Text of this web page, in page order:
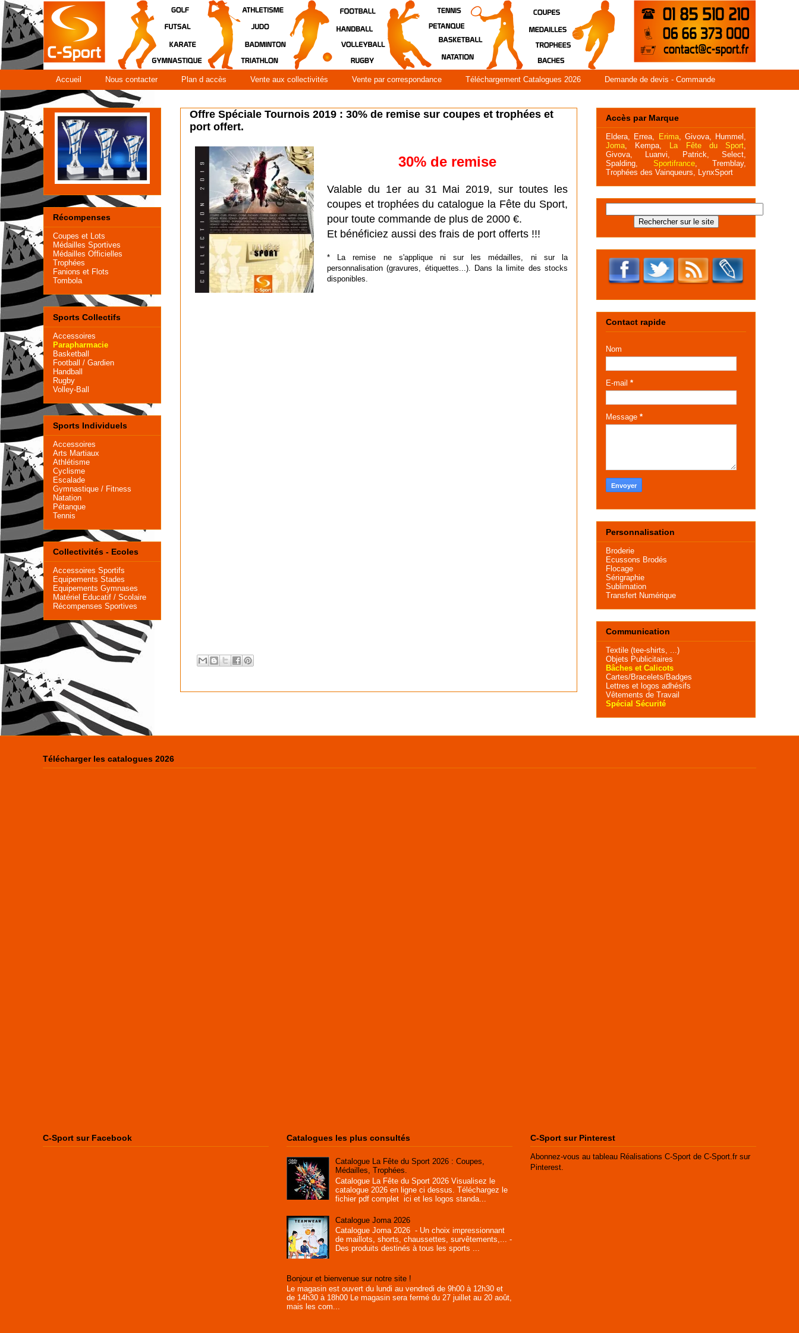
Accueil Nous contacter Plan d accès Vente aux collectivités Vente par correspondance Téléchargement Catalogues 2026 Demande de devis - Commande
Offre Spéciale Tournois 2019 : 30% de remise sur coupes et trophées et
port offert.
30% de remise
Valable du 1er au 31 Mai 2019, sur toutes les
coupes et trophées du catalogue la Fête du Sport,
pour toute commande de plus de 2000 €.
Et bénéficiez aussi des frais de port offerts !!!
* La remise ne s'applique ni sur les médailles, ni sur la
personnalisation (gravures, étiquettes...). Dans la limite des stocks
disponibles.
Récompenses
Coupes et Lots
Médailles Sportives
Médailles Officielles
Trophées
Fanions et Flots
Tombola
Sports Collectifs
Accessoires
Parapharmacie
Basketball
Football / Gardien
Handball
Rugby
Volley-Ball
Sports Individuels
Accessoires
Arts Martiaux
Athlétisme
Cyclisme
Escalade
Gymnastique / Fitness
Natation
Pétanque
Tennis
Collectivités - Ecoles
Accessoires Sportifs
Equipements Stades
Equipements Gymnases
Matériel Educatif / Scolaire
Récompenses Sportives
Accès par Marque
Eldera Errea Erima, Givova, Hummel
Joma
Kempa, La Fête du Sport
Givova,
Luanvi, Patrick,
Select,
Spalding,
Sportifrance, Tremblay,
Trophées des Vainqueurs,
LynxSport
Contact rapide
Nom
E-mail *
Message *
Personnalisation
Broderie
Ecussons Brodés
Flocage
Sérigraphie
Sublimation
Transfert Numérique
Communication
Textile (tee-shirts, ...)
Objets Publicitaires
Bâches et Calicots
Cartes/Bracelets/Badges
Lettres et logos adhésifs
Vêtements de Travail
Spécial Sécurité
Télécharger les catalogues 2026
C-Sport sur Facebook Catalogues les plus consultés
Catalogue La Fête du Sport 2026 : Coupes,
Médailles, Trophées.
Catalogue La Fête du Sport 2026 Visualisez le
catalogue 2026 en ligne ci dessus. Téléchargez le
fichier pdf complet ici et les logos standa...
Catalogue Joma 2026
Catalogue Joma 2026 - Un choix impressionnant
de maillots, shorts, chaussettes, survêtements,... -
Des produits destinés à tous les sports ...
Bonjour et bienvenue sur notre site !
Le magasin est ouvert du lundi au vendredi de 9h00 à 12h30 et
de 14h30 à 18h00 Le magasin sera fermé du 27 juillet au 20 août,
mais les com...
C-Sport sur Pinterest
Abonnez-vous au tableau Réalisations C-Sport de C-Sport.fr sur
Pinterest.